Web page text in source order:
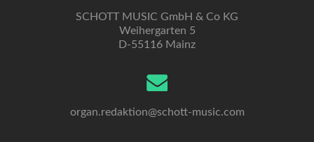
SCHOTT MUSIC GmbH & Co KG
Weihergarten 5
D-55116 Mainz
organ.redaktion@schott-music.com